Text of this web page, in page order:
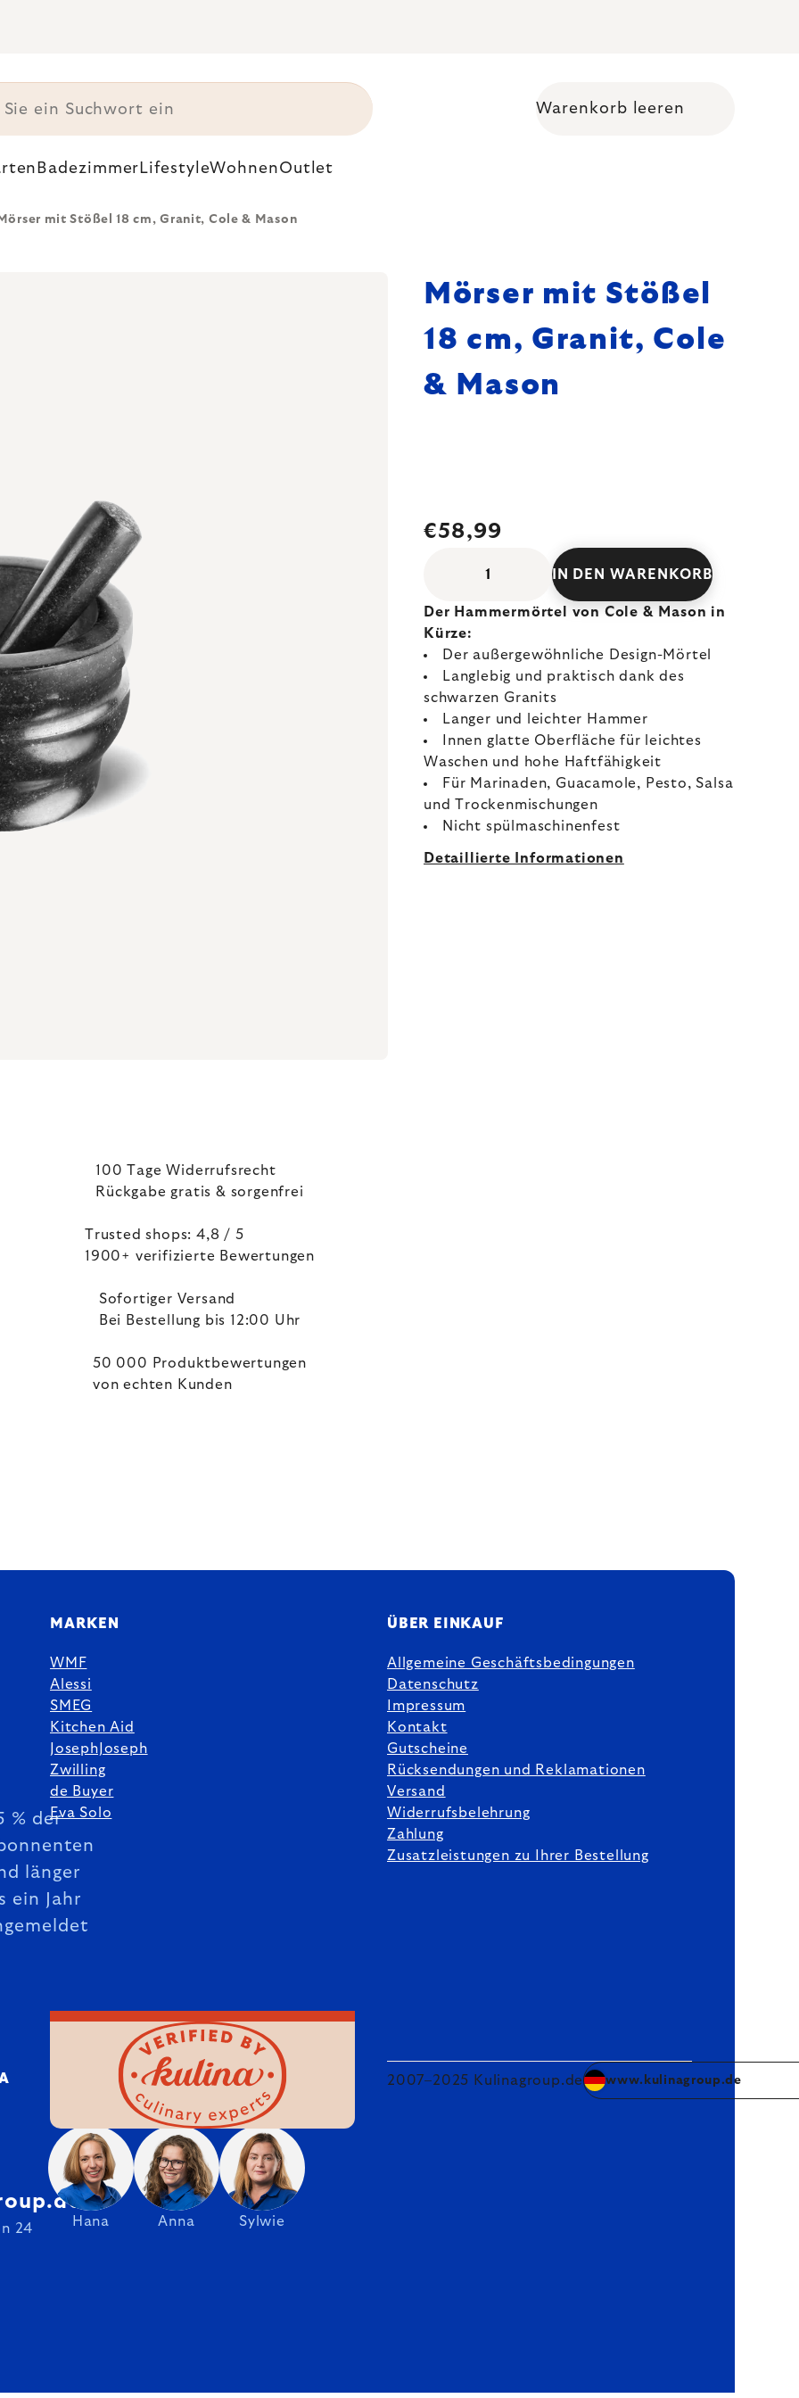
Warenkorb leeren
Badezimmer LifestyleWohnenOutlet
Mörser mit Stößel 18 cm, Granit, Cole & Mason
Mörser mit Stößel
18 cm, Granit, Cole
& Mason
€58,99
IN DEN WARENKORB
Der Hammermörtel von Cole & Mason in
Kürze:
Der außergewöhnliche Design-Mörtel
Langlebig und praktisch dank des
schwarzen Granits
Langer und leichter Hammer
Innen glatte Oberfläche für leichtes
Waschen und hohe Haftfähigkeit
Für Marinaden, Guacamole, Pesto, Salsa
und Trockenmischungen
Nicht spülmaschinenfest
Detaillierte Informationen
100 Tage Widerrufsrecht
Rückgabe gratis & sorgenfrei
Trusted shops: 4,8 / 5
1900+ verifizierte Bewertungen
Sofortiger Versand
Bei Bestellung bis 12:00 Uhr
50 000 Produktbewertungen
von echten Kunden
% der
länger
ein Jahr
MARKEN
WMF
Alessi
SMEG
Kitchen Aid
JosephJoseph
Zwilling
de Buyer
Eva Solo
ÜBER EINKAUF
Allgemeine Geschäftsbedingungen
Datenschutz
Impressum
Kontakt
Gutscheine
Rücksendungen und Reklamationen
Versand
Widerrufsbelehrung
Zahlung
Zusatzleistungen zu Ihrer Bestellung
Hana Anna Sylwie
24
2007–2025 Kulinagroup.de www.kulinagroup.de